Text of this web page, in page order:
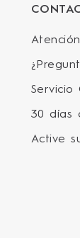
Servicio
30 días
Active